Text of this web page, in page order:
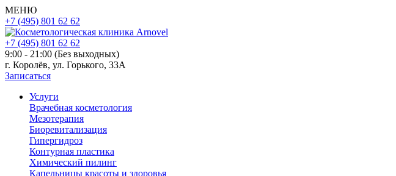
МЕНЮ
+7 (495) 801 62 62
+7 (495) 801 62 62
9:00 - 21:00 (Без выходных)
г. Королёв, ул. Горького, 33А
Записаться
Услуги
Врачебная косметология
Мезотерапия
Биоревитализация
Гипергидроз
Контурная пластика
Химический пилинг
Капельницы красоты и здоровья